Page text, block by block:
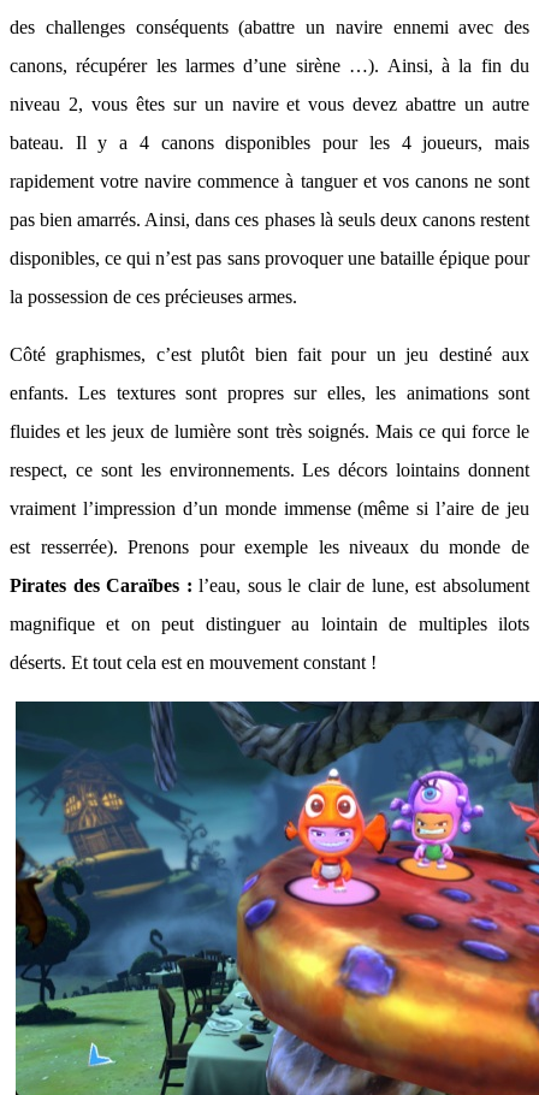
des challenges conséquents (abattre un navire ennemi avec des
canons, récupérer les larmes d’une sirène …). Ainsi, à la fin du
niveau 2, vous êtes sur un navire et vous devez abattre un autre
bateau. Il y a 4 canons disponibles pour les 4 joueurs, mais
rapidement votre navire commence à tanguer et vos canons ne sont
pas bien amarrés. Ainsi, dans ces phases là seuls deux canons restent
disponibles, ce qui n’est pas sans provoquer une bataille épique pour
la possession de ces précieuses armes.
Côté graphismes, c’est plutôt bien fait pour un jeu destiné aux
enfants. Les textures sont propres sur elles, les animations sont
fluides et les jeux de lumière sont très soignés. Mais ce qui force le
respect, ce sont les environnements. Les décors lointains donnent
vraiment l’impression d’un monde immense (même si l’aire de jeu
est resserrée). Prenons pour exemple les niveaux du monde de
Pirates des Caraïbes : l’eau, sous le clair de lune, est absolument
magnifique et on peut distinguer au lointain de multiples ilots
déserts. Et tout cela est en mouvement constant !